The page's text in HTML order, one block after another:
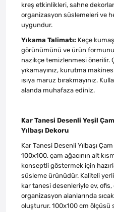
kreş etkinlikleri, sahne
organizasyon süslemeleri ve
uygundur.
Yıkama Talimatı: Keçe
görünümünü ve ürün
nazikçe temizlenmesi önerilir.
yıkamayınız, kurutma
ısıya maruz bırakmayınız.
alanda muhafaza ediniz.
Kar Tanesi Desenli Yeşil
Yılbaşı Dekoru
Kar Tanesi Desenli Yılbaşı
100x100, çam ağacının alt
konseptli göstermek için
süsleme ürünüdür. Kaliteli
kar tanesi desenleriyle ev,
organizasyon alanlarında
oluşturur. 100x100 cm ölçüsü